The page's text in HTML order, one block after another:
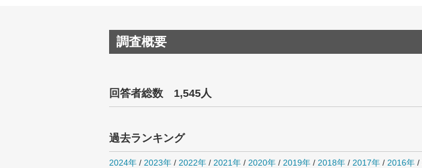
調査概要
回答者総数 1,545人
過去ランキング
2024年 / 2023年 / 2022年 / 2021年 / 2020年 / 2019年 / 2018年 / 2017年 / 2016年 /